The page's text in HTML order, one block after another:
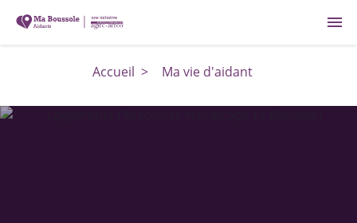
menu
Accueil > Ma vie d'aidant